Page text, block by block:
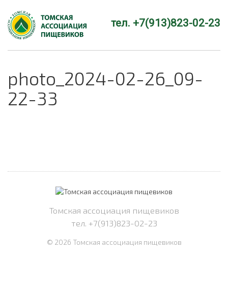
тел. +7(913)823-02-23
photo_2024-02-26_09-
22-33
Томская ассоциация пищевиков
тел. +7(913)823-02-23
© 2026 Томская ассоциация пищевиков